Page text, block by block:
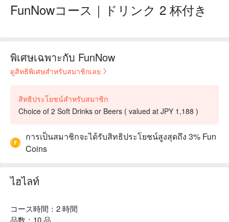
FunNowコース｜ドリンク 2 杯付き
พิเศษเฉพาะกับ FunNow
ดูสิทธิพิเศษสำหรับสมาชิกเลย
สิทธิประโยชน์สำหรับสมาชิก
Choice of 2 Soft Drinks or Beers ( valued at JPY 1,188 )
การเป็นสมาชิกจะได้รับสิทธิประโยชน์สูงสุดถึง 3% Fun
Coins
ไฮไลท์
コース時間：2 時間
品数：10 品